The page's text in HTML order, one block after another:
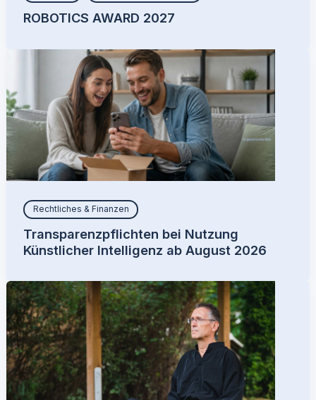
ROBOTICS AWARD 2027
Rechtliches & Finanzen
Transparenzpflichten bei Nutzung
Künstlicher Intelligenz ab August 2026